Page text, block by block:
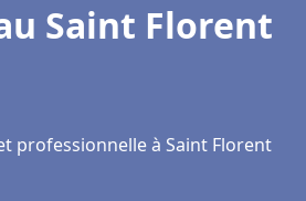
Saint Florent
professionnelle à Saint Florent